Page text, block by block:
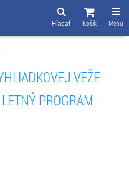
Menu
Košík
Hľadať
VEŽE
PROGRAM